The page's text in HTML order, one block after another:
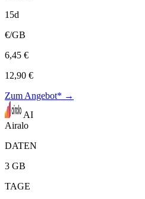
15d
€/GB
6,45 €
12,90 €
Zum Angebot* →
AI
Airalo
DATEN
3 GB
TAGE